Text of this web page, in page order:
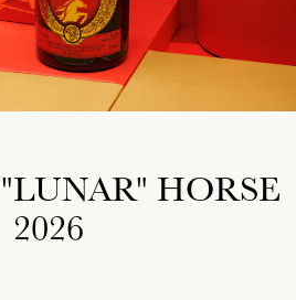
HORSE
2026